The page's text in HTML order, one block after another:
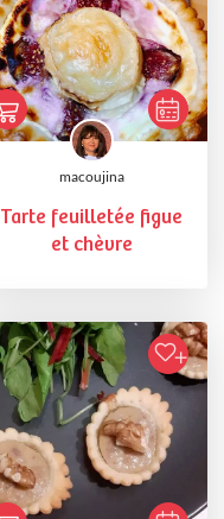
macoujina
Tarte feuilletée figue
et chèvre